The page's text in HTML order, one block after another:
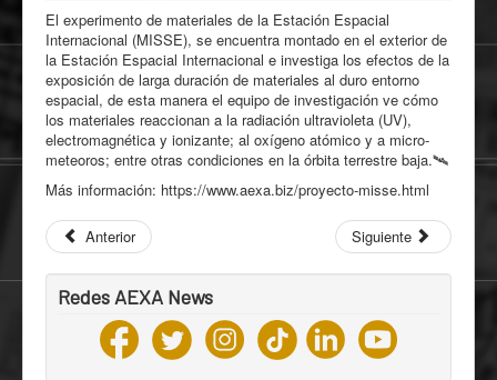
El experimento de materiales de la Estación Espacial
Internacional (MISSE), se encuentra montado en el exterior de
la Estación Espacial Internacional e investiga los efectos de la
exposición de larga duración de materiales al duro entorno
espacial, de esta manera el equipo de investigación ve cómo
los materiales reaccionan a la radiación ultravioleta (UV),
electromagnética y ionizante; al oxígeno atómico y a micro-
meteoros; entre otras condiciones en la órbita terrestre baja.🛰️
Más información: https://www.aexa.biz/proyecto-misse.html
Anterior Siguiente
Redes AEXA News